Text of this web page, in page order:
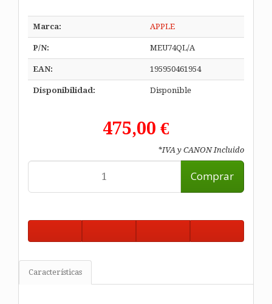
Marca: APPLE
P/N: MEU74QL/A
EAN: 195950461954
Disponibilidad: Disponible
475,00 €
*IVA y CANON Incluido
Comprar
Características